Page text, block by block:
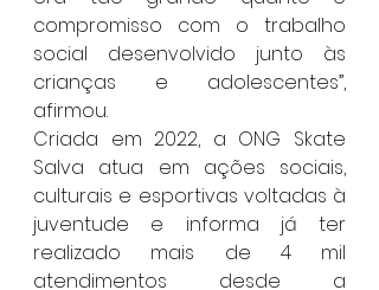
compromisso com o trabalho
social desenvolvido junto às
crianças e adolescentes”,
afirmou.
Criada em 2022, a ONG Skate
Salva atua em ações sociais,
culturais e esportivas voltadas à
juventude e informa já ter
realizado mais de 4 mil
atendimentos desde a